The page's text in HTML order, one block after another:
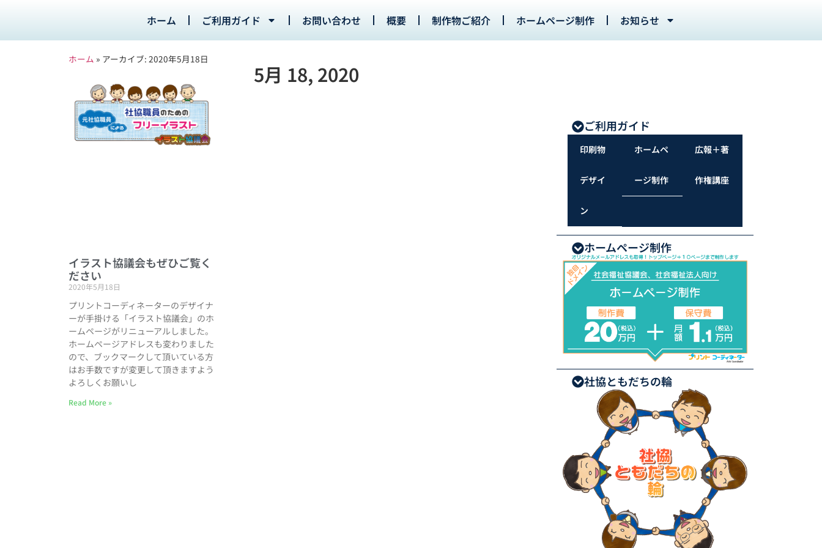
ホーム ご利用ガイド お問い合わせ 概要 制作物ご紹介 ホームページ制作 お知らせ
ホーム » アーカイブ: 2020年5月18日
5月 18, 2020
イラスト協議会もぜひご覧く
ださい
2020年5月18日
プリントコーディネーターのデザイナ
ーが手掛ける「イラスト協議会」のホ
ームページがリニューアルしました。
ホームページアドレスも変わりました
ので、ブックマークして頂いている方
はお手数ですが変更して頂きますよう
よろしくお願いし
Read More »
ご利用ガイド
印刷物
デザイ
ン
ホームペ
ージ制作
広報＋著
作権講座
ホームページ制作
社協ともだちの輪